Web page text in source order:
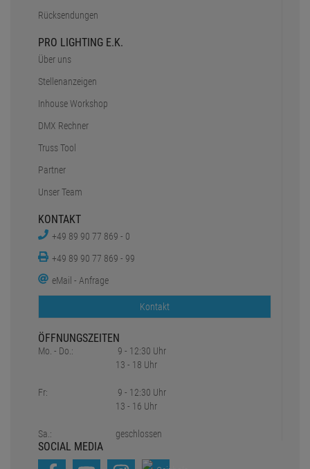
Rücksendungen
PRO LIGHTING E.K.
Über uns
Stellenanzeigen
Inhouse Workshop
DMX Rechner
Truss Tool
Partner
Unser Team
KONTAKT
+49 89 90 77 869 - 0
+49 89 90 77 869 - 99
eMail - Anfrage
Kontakt
ÖFFNUNGSZEITEN
Mo. - Do.:
Fr:
Sa.:
9 - 12:30 Uhr
13 - 18 Uhr
9 - 12:30 Uhr
13 - 16 Uhr
geschlossen
SOCIAL MEDIA